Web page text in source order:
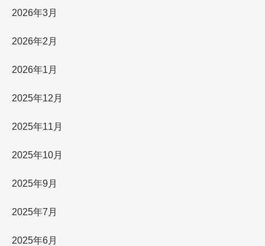
2026年3月
2026年2月
2026年1月
2025年12月
2025年11月
2025年10月
2025年9月
2025年7月
2025年6月